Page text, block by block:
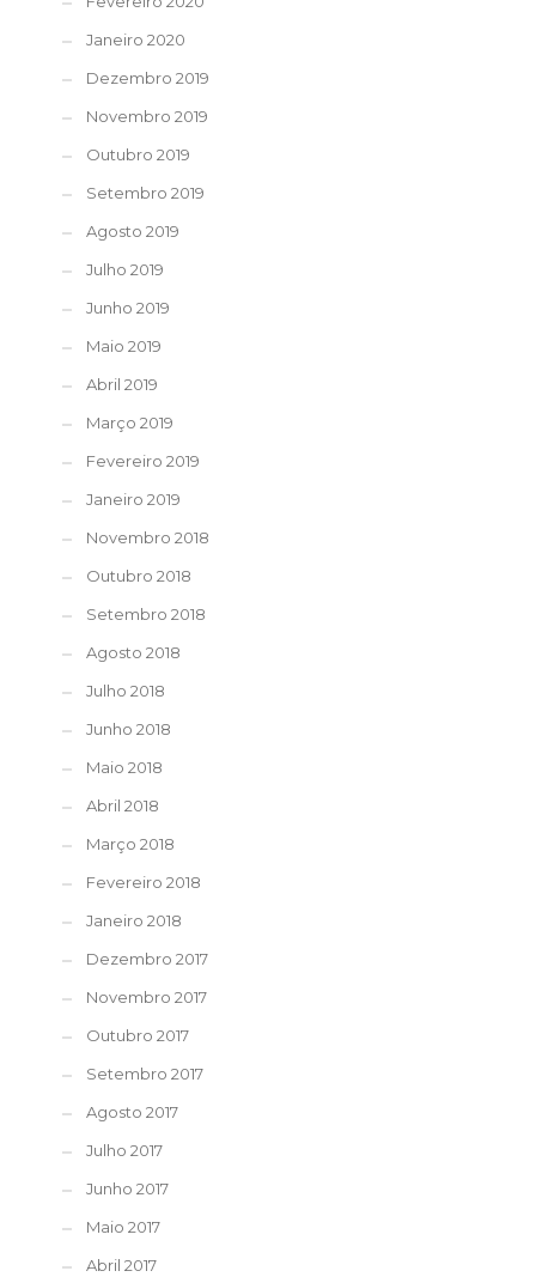
Janeiro 2020
Dezembro 2019
Novembro 2019
Outubro 2019
Setembro 2019
Agosto 2019
Julho 2019
Junho 2019
Maio 2019
Abril 2019
Março 2019
Fevereiro 2019
Janeiro 2019
Novembro 2018
Outubro 2018
Setembro 2018
Agosto 2018
Julho 2018
Junho 2018
Maio 2018
Abril 2018
Março 2018
Fevereiro 2018
Janeiro 2018
Dezembro 2017
Novembro 2017
Outubro 2017
Setembro 2017
Agosto 2017
Julho 2017
Junho 2017
Maio 2017
Abril 2017